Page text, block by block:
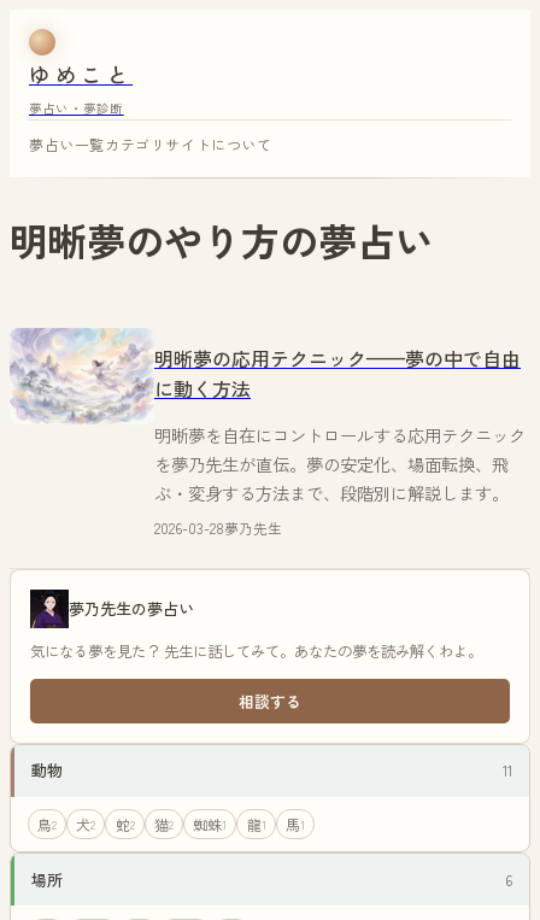
ゆめこと
夢占い・夢診断
夢占い一覧カテゴリ サイトについて
明晰夢のやり方の夢占い
明晰夢の応用テクニック——夢の中で自由
に動く方法
明晰夢を自在にコントロールする応用テクニック
を夢乃先生が直伝。夢の安定化、場面転換、飛
ぶ・変身する方法まで、段階別に解説します。
2026-03-28夢乃先生
夢乃先生の夢占い
気になる夢を見た？ 先生に話してみて。あなたの夢を読み解くわよ。
相談する
動物 11
鳥2 犬2 蛇2 猫2 蜘蛛1 龍1 馬1
場所 6